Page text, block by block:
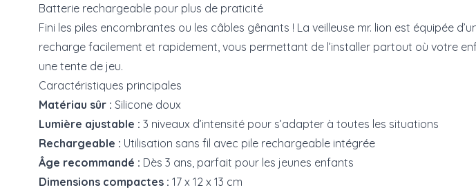
Batterie rechargeable pour plus de praticité
Fini les piles encombrantes ou les câbles gênants ! La veilleuse mr. lion est équipée
recharge facilement et rapidement, vous permettant de l’installer partout où votre
une tente de jeu.
Caractéristiques principales
Matériau sûr : Silicone doux
Lumière ajustable : 3 niveaux d’intensité pour s’adapter à toutes les situations
Rechargeable : Utilisation sans fil avec pile rechargeable intégrée
Âge recommandé : Dès 3 ans, parfait pour les jeunes enfants
Dimensions compactes : 17 x 12 x 13 cm